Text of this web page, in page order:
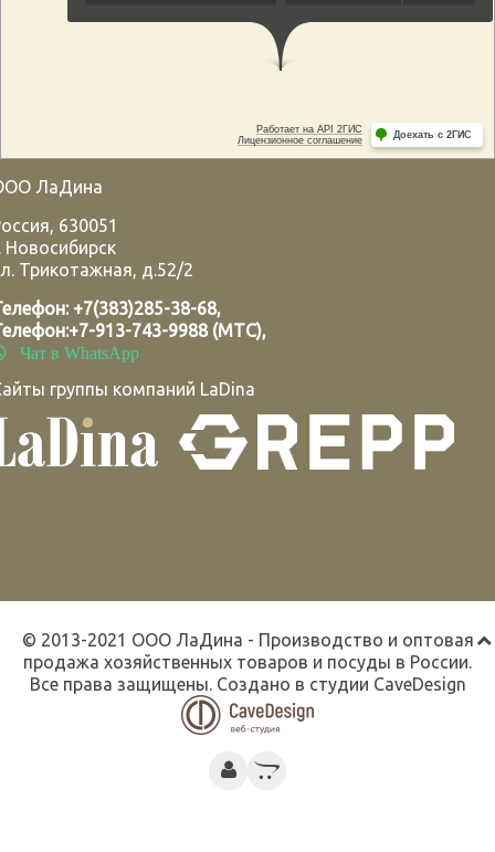
ЛаДина
, 630051
Новосибирск
Трикотажная, д.52/2
+7(383)285-38-68,
+7-913-743-9988 (МТС),
Чат в WhatsApp
группы компаний LaDina
© 2013-2021 ООО ЛаДина - Производство и оптовая
продажа хозяйственных товаров и посуды в России.
Все права защищены. Создано в студии CaveDesign